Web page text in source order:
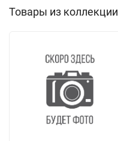
Товары из коллекции